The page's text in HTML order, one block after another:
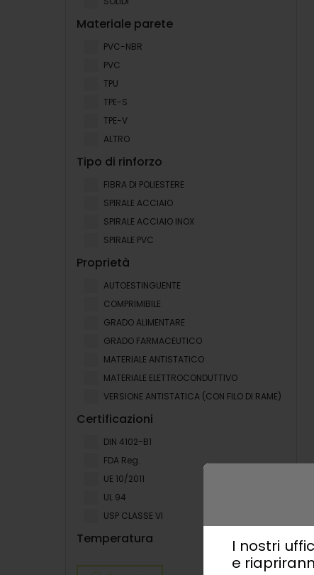
I nostri
e
Materiale parete
PVC-NBR
PVC
TPU
TPE-S
TPE-V
ALTRO
Tipo di rinforzo
FIBRA DI POLIESTERE
SPIRALE ACCIAIO
SPIRALE ACCIAIO INOX
SPIRALE PVC
Proprietà
AUTOESTINGUENTE
COMPRIMIBILE
GRADO ALIMENTARE
GRADO FARMACEUTICO
MATERIALE ANTISTATICO
MATERIALE ELETTROCONDUTTIVO
VERSIONE ANTISTATICA (CON FILO DI RAME)
Certificazioni
DIN 4102-B1
FDA Reg.
UE 10/2011
UL 94
USP CLASSE VI
Temperatura